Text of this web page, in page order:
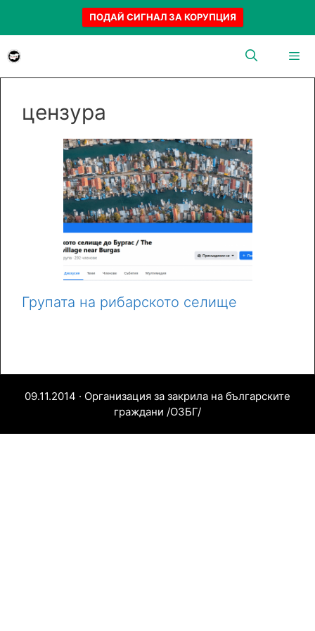
ПОДАЙ СИГНАЛ ЗА КОРУПЦИЯ
съдържанието
цензура
Групата на рибарското селище
09.11.2014 · Организация за закрила на българските
граждани /ОЗБГ/